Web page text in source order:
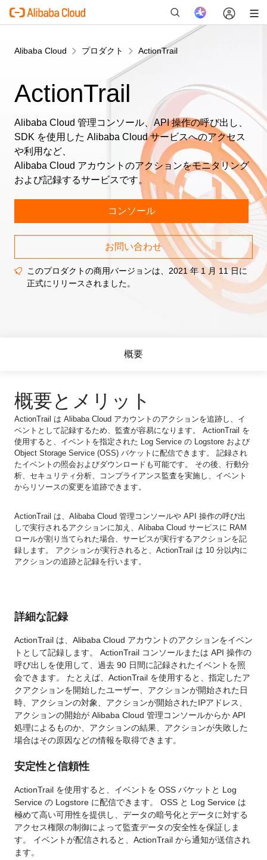
Alibaba Cloud プロダクト ActionTrail
ActionTrail
Alibaba Cloud 管理コンソール、API 操作の呼び出し、
SDK を使用した Alibaba Cloud サービスへのアクセス
や利用など、
Alibaba Cloud アカウントのアクションをモニタリング
および記録するサービスです。
コンソール
お問い合わせ
このプロダクトの商用バージョンは、2021 年 1 月 11 日に
正式にリリースされました。
概要
概要とメリット
ActionTrail は Alibaba Cloud アカウントのアクションを追跡し、イ
ベントとして記録するため、監査が容易になります。 ActionTrail を
使用すると、イベントを指定された Log Service の Logstore および
Object Storage Service (OSS) バケットに配信できます。 記録され
たイベントの照会およびダウンロードも可能です。 その後、行動分
析、セキュリティ分析、コンプライアンス監査を実施し、イベント
からリソースの変更を追跡できます。
ActionTrail は、Alibaba Cloud 管理コンソールや API 操作の呼び出
しで実行されるアクションに加え、Alibaba Cloud サービスに RAM
ロールが割り当てられた場合、サービスが実行するアクションを記
録します。 アクションが実行されると、ActionTrail は 10 分以内に
アクションの追跡と記録を行います。
詳細な記録
ActionTrail は、Alibaba Cloud アカウントのアクションをイベン
トとして記録します。 ActionTrail コンソールまたは API 操作の
呼び出しを使用して、過去 90 日間に記録されたイベントを照
会できます。 たとえば、ActionTrail を使用すると、指定したア
クアクションを開始したユーザー、アクションが開始された日
時、アクションの対象、アクションが開始されたIPアドレス、
アクションの開始が Alibaba Cloud 管理コンソールからか API
処理によるものか、アクションの結果、アクションが失敗した
場合はその原因などの情報を取得できます。
安定性と信頼性
ActionTrail を使用すると、イベントを OSS バケットと Log
Service の Logstore に配信できます。 OSS と Log Service は
極めて高い可用性を提供し、データの暗号化とデータに対する
アクセス権限の制御によって監査データの安全性を保証しま
す。 イベントが配信されると、ActionTrail から通知が送信され
ます。